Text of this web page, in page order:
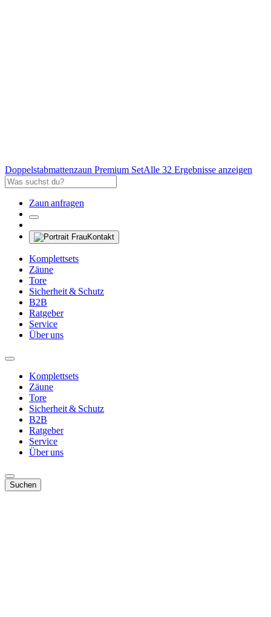
Doppelstabmattenzaun Premium SetAlle 32 Ergebnisse anzeigen
Zaun anfragen
Kontakt
Komplettsets
Zäune
Tore
Sicherheit & Schutz
B2B
Ratgeber
Service
Über uns
Komplettsets
Zäune
Tore
Sicherheit & Schutz
B2B
Ratgeber
Service
Über uns
Suchen